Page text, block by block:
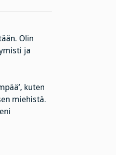
Olin
ja
kuten
miehistä.